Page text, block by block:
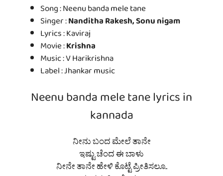
Song : Neenu banda mele tane
Singer :Nanditha Rakesh, Sonu nigam
Lyrics : Kaviraj
Movie :Krishna
Music : V Harikrishna
Label : Jhankar music
Neenu banda mele tane lyrics in
kannada
ನೀನು ಬಂದ ಮೇಲೆ ತಾನೇ
ಇಷ್ಟು ಚೆಂದ ಈ ಬಾಳು
ನೀನೇ ತಾನೇ ಹೇಳಿ ಕೊಟ್ಟೆ ಪ್ರೀತಿಸಲೂ..